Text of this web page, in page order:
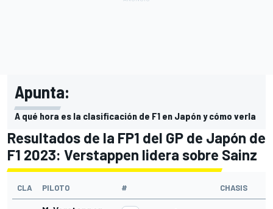
Apunta:
A qué hora es la clasificación de F1 en Japón y cómo verla
Resultados de la FP1 del GP de Japón de
F1 2023: Verstappen lidera sobre Sainz
CLA PILOTO # CHASIS